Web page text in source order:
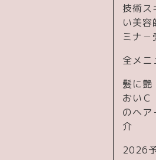
技術ス
い美容
ミナ－
全メニ
髪に
おいＣ
のヘア
介
2026